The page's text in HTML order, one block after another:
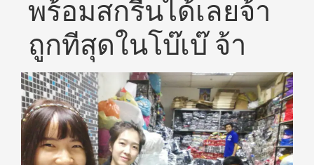
พร้อมสกรีนได้เลยจ้า
ถูกทีสุดในโบ๊เบ๊ จ้า